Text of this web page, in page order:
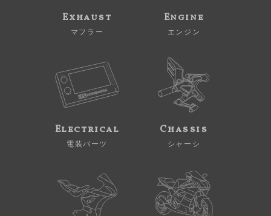
Exhaust
マフラー
Engine
エンジン
Electrical
電装パーツ
Chassis
シャーシ